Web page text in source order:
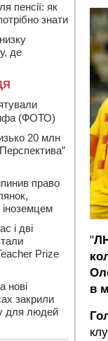
"
в
пенсії: як
знати
де
(ФОТО)
20 млн
право
і дві
Prize
нові
закрили
для людей